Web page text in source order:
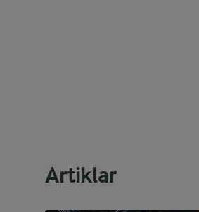
Artiklar